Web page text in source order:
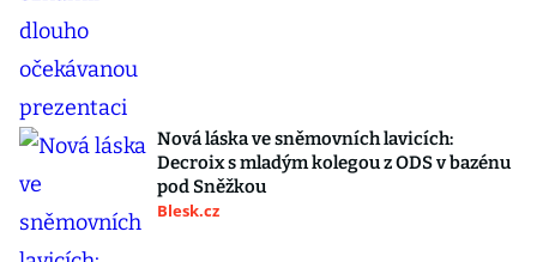
Nová láska ve sněmovních lavicích:
Decroix s mladým kolegou z ODS v bazénu
pod Sněžkou
Blesk.cz